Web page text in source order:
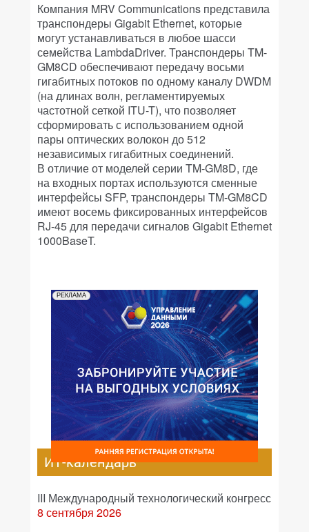
Компания MRV Communications представила
транспондеры Gigabit Ethernet, которые
могут устанавливаться в любое шасси
семейства LambdaDriver. Транспондеры TM-
GM8CD обеспечивают передачу восьми
гигабитных потоков по одному каналу DWDM
(на длинах волн, регламентируемых
частотной сеткой ITU-T), что позволяет
сформировать с использованием одной
пары оптических волокон до 512
независимых гигабитных соединений.
В отличие от моделей серии TM-GM8D, где
на входных портах используются сменные
интерфейсы SFP, транспондеры TM-GM8CD
имеют восемь фиксированных интерфейсов
RJ-45 для передачи сигналов Gigabit Ethernet
1000BaseT.
РЕКЛАМА
ИТ-календарь
III Международный технологический конгресс
8 сентября 2026